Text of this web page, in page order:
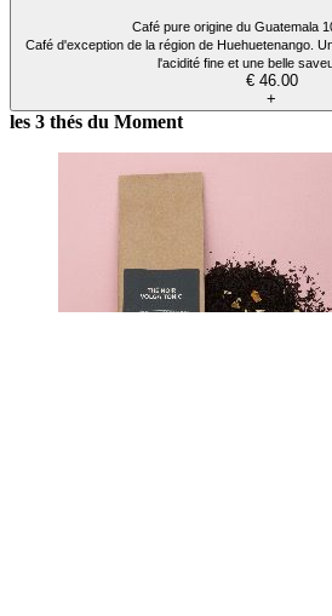
Café pure origine du Guatemala
Café d'exception de la région de Huehuetenango.
l'acidité fine et une belle
€ 46.00
+
les 3 thés du Moment